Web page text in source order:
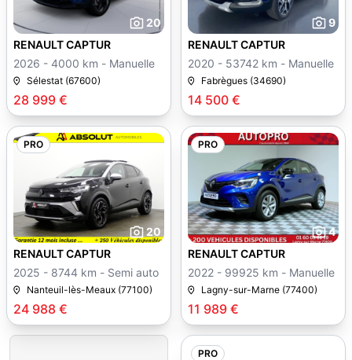
20
28 999 €
RENAULT CAPTUR
2026 - 4000 km - Manuelle
Sélestat (67600)
9
14 500 €
RENAULT CAPTUR
2020 - 53742 km - Manuelle
Fabrègues (34690)
PRO
20
24 988 €
RENAULT CAPTUR
2025 - 8744 km - Semi auto
Nanteuil-lès-Meaux (77100)
PRO
4
11 989 €
RENAULT CAPTUR
2022 - 99925 km - Manuelle
Lagny-sur-Marne (77400)
PRO